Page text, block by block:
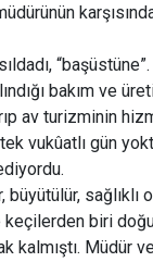
bakım ve
rıp av turizminin
vukûatlı gün
büyütülür,
keçilerden biri
kalmıştı. Müdür